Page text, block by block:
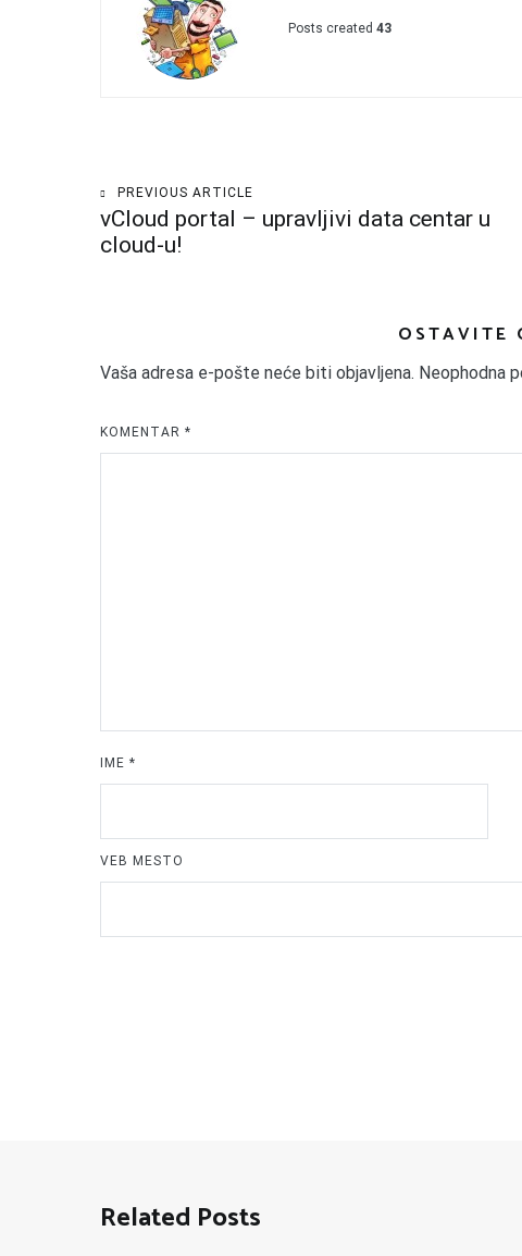
Posts created 43
Kretanje
članka
PREVIOUS ARTICLE
vCloud portal – upravljivi data centar u
cloud-u!
OSTAVITE
Vaša adresa e-pošte neće biti objavljena. Neophodna
KOMENTAR *
IME *
VEB MESTO
Related Posts